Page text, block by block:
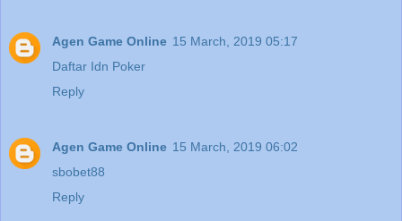
Agen Game Online 15 March, 2019 05:17
Daftar Idn Poker
Reply
Agen Game Online 15 March, 2019 06:02
sbobet88
Reply